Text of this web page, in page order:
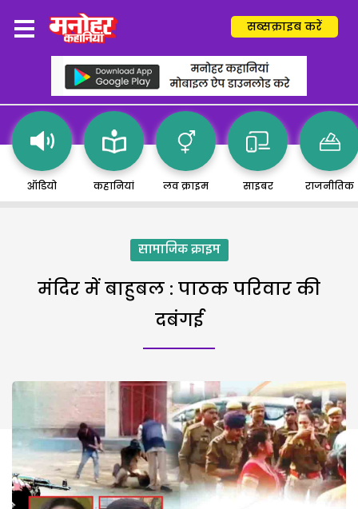
सब्सक्राइब करें
ऑडियो कहानियां लव क्राइम साइबर राजनीतिक
सामाजिक क्राइम
मंदिर में बाहुबल : पाठक परिवार की
दबंगई